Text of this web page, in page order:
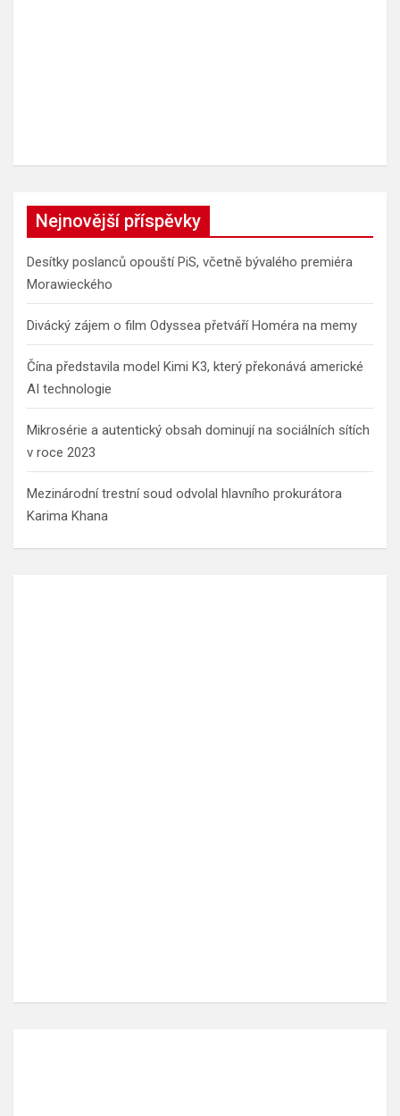
Nejnovější příspěvky
Desítky poslanců opouští PiS, včetně bývalého premiéra
Morawieckého
Divácký zájem o film Odyssea přetváří Homéra na memy
Čína představila model Kimi K3, který překonává americké
AI technologie
Mikrosérie a autentický obsah dominují na sociálních sítích
v roce 2023
Mezinárodní trestní soud odvolal hlavního prokurátora
Karima Khana